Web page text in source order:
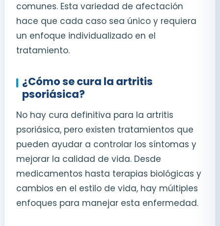
comunes. Esta variedad de afectación
hace que cada caso sea único y requiera
un enfoque individualizado en el
tratamiento.
¿Cómo se cura la artritis
psoriásica?
No hay cura definitiva para la artritis
psoriásica, pero existen tratamientos que
pueden ayudar a controlar los síntomas y
mejorar la calidad de vida. Desde
medicamentos hasta terapias biológicas y
cambios en el estilo de vida, hay múltiples
enfoques para manejar esta enfermedad.